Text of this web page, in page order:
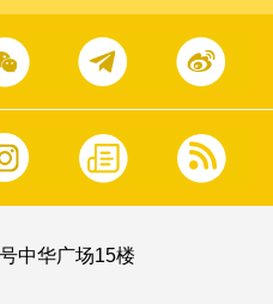
中华广场15楼